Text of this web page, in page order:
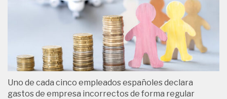
Uno de cada cinco empleados españoles declara
gastos de empresa incorrectos de forma regular